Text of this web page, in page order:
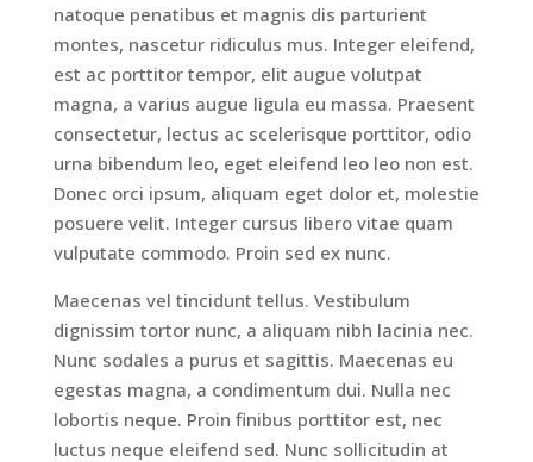
natoque penatibus et magnis dis parturient
montes, nascetur ridiculus mus. Integer eleifend,
est ac porttitor tempor, elit augue volutpat
magna, a varius augue ligula eu massa. Praesent
consectetur, lectus ac scelerisque porttitor, odio
urna bibendum leo, eget eleifend leo leo non est.
Donec orci ipsum, aliquam eget dolor et, molestie
posuere velit. Integer cursus libero vitae quam
vulputate commodo. Proin sed ex nunc.
Maecenas vel tincidunt tellus. Vestibulum
dignissim tortor nunc, a aliquam nibh lacinia nec.
Nunc sodales a purus et sagittis. Maecenas eu
egestas magna, a condimentum dui. Nulla nec
lobortis neque. Proin finibus porttitor est, nec
luctus neque eleifend sed. Nunc sollicitudin at